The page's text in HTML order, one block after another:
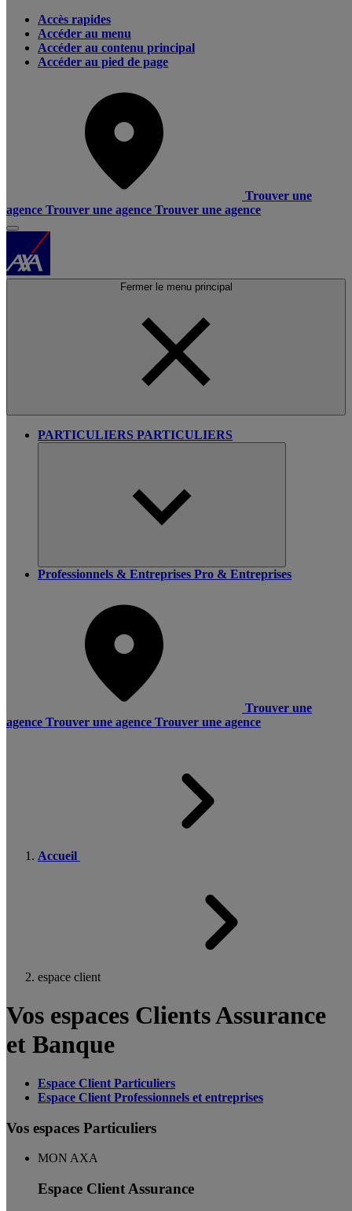
Accès rapides
Accéder au menu
Accéder au contenu principal
Accéder au pied de page
Trouver une
agence Trouver une agence Trouver une agence
Fermer le menu principal
PARTICULIERS PARTICULIERS
Professionnels & Entreprises Pro & Entreprises
Trouver une
agence Trouver une agence Trouver une agence
Accueil
espace client
Vos espaces Clients Assurance
et Banque
Espace Client Particuliers
Espace Client Professionnels et entreprises
Vos espaces Particuliers
MON AXA
Espace Client Assurance